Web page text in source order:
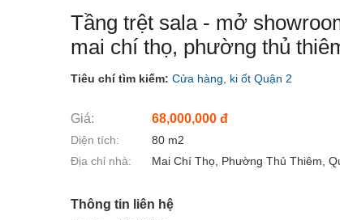
Tầng trệt sala - mở
mai chí thọ, phường thủ
Tiêu chí tìm kiếm: Cửa hàng, ki ốt Quận 2
Giá: 68,000,000 đ
Diện tích:
80 m2
Địa chỉ nhà:
Mai Chí Thọ, Phường Thủ Thiêm,
Thông tin liên hệ